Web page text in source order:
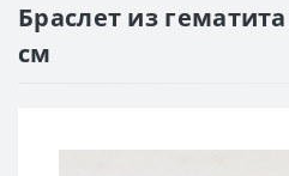
Браслет из
см